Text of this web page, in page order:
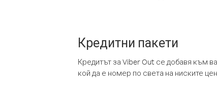
Кредитни пакети
Кредитът за Viber Out се добавя към
кой да е номер по света на ниските